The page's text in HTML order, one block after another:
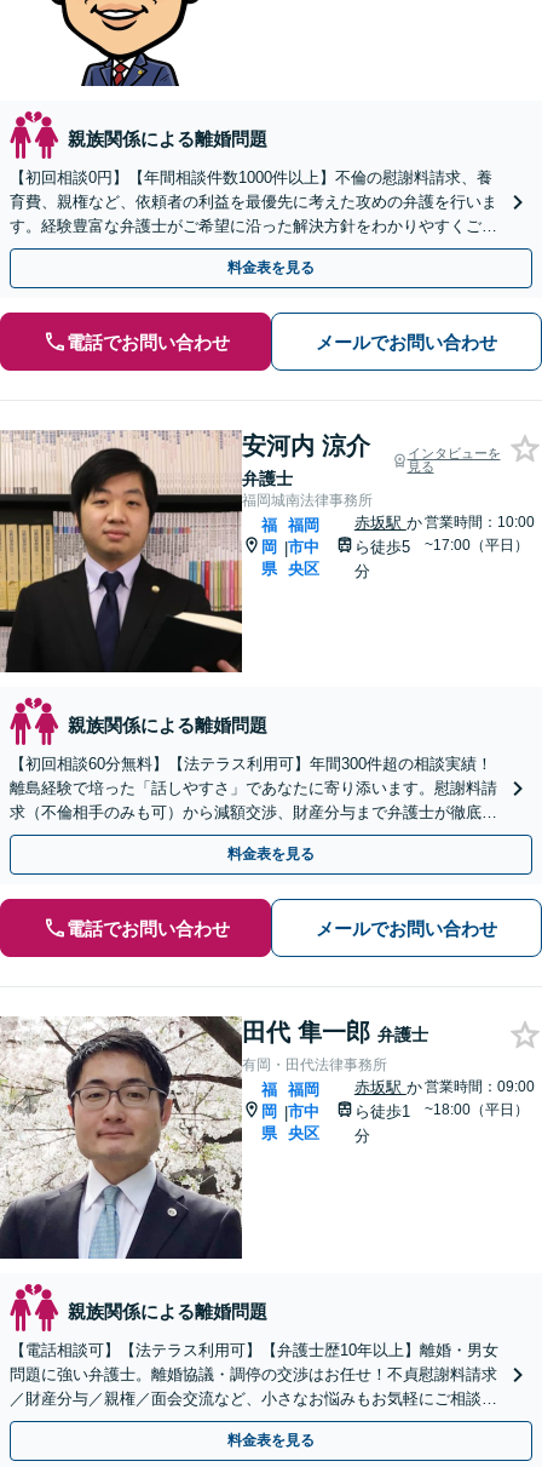
親族関係による離婚問題
【初回相談0円】【年間相談件数1000件以上】不倫の慰謝料請求、養
育費、親権など、依頼者の利益を最優先に考えた攻めの弁護を行いま
す。経験豊富な弁護士がご希望に沿った解決方針をわかりやすくご提
案します。お気軽にお問合せ下さい。
料金表を見る
電話でお問い合わせ メールでお問い合わせ
安河内 涼介
弁護士
インタビューを
見る
福岡城南法律事務所
福
岡
県
|
福岡
市中
央区
赤坂駅 か
ら徒歩5
分
営業時間：10:00
~17:00（平日）
親族関係による離婚問題
【初回相談60分無料】【法テラス利用可】年間300件超の相談実績！
離島経験で培った「話しやすさ」であなたに寄り添います。慰謝料請
求（不倫相手のみも可）から減額交渉、財産分与まで弁護士が徹底サ
ポート。お一人で悩まずにご相談ください。
料金表を見る
電話でお問い合わせ メールでお問い合わせ
田代 隼一郎 弁護士
有岡・田代法律事務所
福
岡
県
|
福岡
市中
央区
赤坂駅 か
ら徒歩1
分
営業時間：09:00
~18:00（平日）
親族関係による離婚問題
【電話相談可】【法テラス利用可】【弁護士歴10年以上】離婚・男女
問題に強い弁護士。離婚協議・調停の交渉はお任せ！不貞慰謝料請求
／財産分与／親権／面会交流など、小さなお悩みもお気軽にご相談く
ださい【夜間・休日面談可】【完全個室】【赤坂駅1分】
料金表を見る